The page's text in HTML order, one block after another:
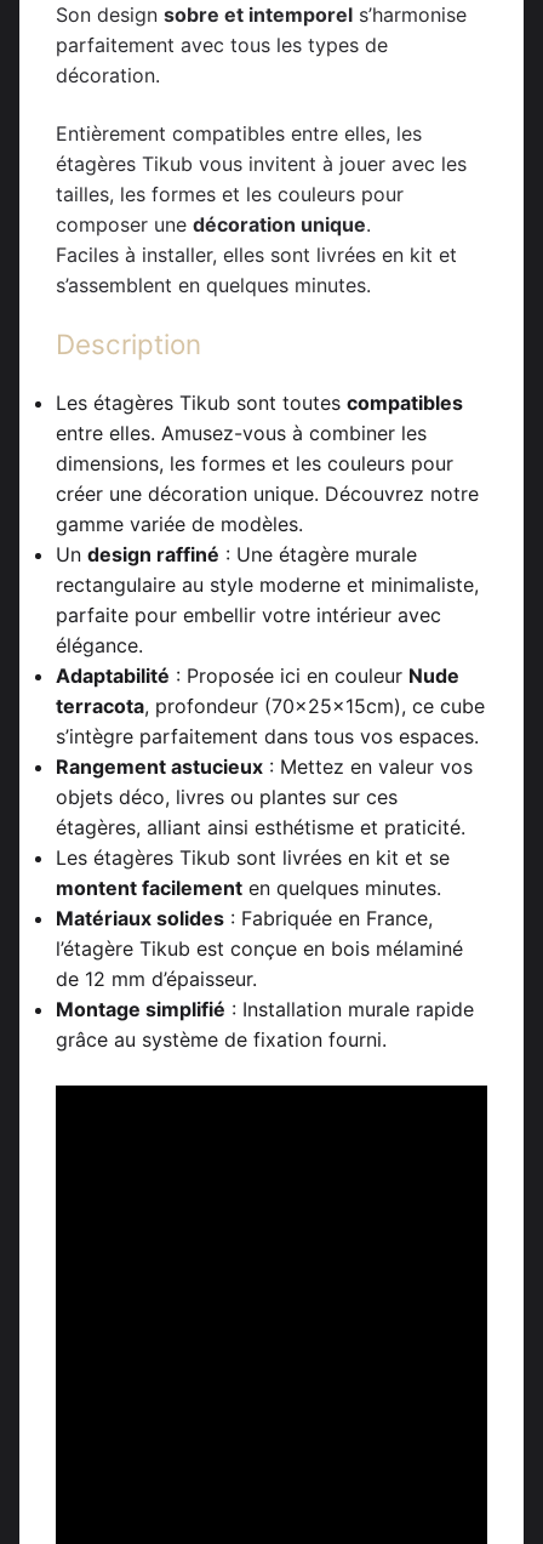
Son design sobre et intemporel s’harmonise
parfaitement avec tous les types de
décoration.
Entièrement compatibles entre elles, les
étagères Tikub vous invitent à jouer avec les
tailles, les formes et les couleurs pour
composer une décoration unique.
Faciles à installer, elles sont livrées en kit et
s’assemblent en quelques minutes.
Description
Les étagères Tikub sont toutes compatibles
entre elles. Amusez-vous à combiner les
dimensions, les formes et les couleurs pour
créer une décoration unique. Découvrez notre
gamme variée de modèles.
Un design raffiné : Une étagère murale
rectangulaire au style moderne et minimaliste,
parfaite pour embellir votre intérieur avec
élégance.
Adaptabilité : Proposée ici en couleur Nude
terracota, profondeur (70x25x15cm), ce cube
s’intègre parfaitement dans tous vos espaces.
Rangement astucieux : Mettez en valeur vos
objets déco, livres ou plantes sur ces
étagères, alliant ainsi esthétisme et praticité.
Les étagères Tikub sont livrées en kit et se
montent facilement en quelques minutes.
Matériaux solides : Fabriquée en France,
l’étagère Tikub est conçue en bois mélaminé
de 12 mm d’épaisseur.
Montage simplifié : Installation murale rapide
grâce au système de fixation fourni.